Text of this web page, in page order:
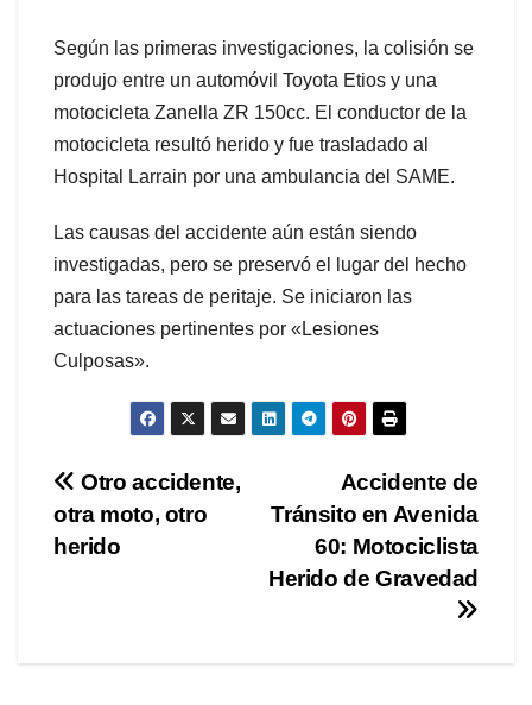
Según las primeras investigaciones, la colisión se
produjo entre un automóvil Toyota Etios y una
motocicleta Zanella ZR 150cc. El conductor de la
motocicleta resultó herido y fue trasladado al
Hospital Larrain por una ambulancia del SAME.
Las causas del accidente aún están siendo
investigadas, pero se preservó el lugar del hecho
para las tareas de peritaje. Se iniciaron las
actuaciones pertinentes por «Lesiones
Culposas».
Navegación
de
Accidente de
Tránsito en Avenida
60: Motociclista
Herido de Gravedad
Otro accidente,
otra moto, otro
herido